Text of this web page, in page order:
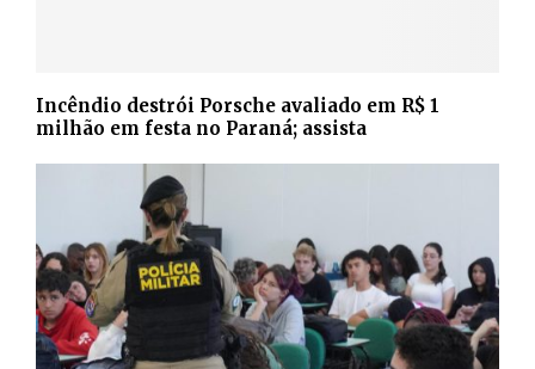
Incêndio destrói Porsche avaliado em R$ 1
milhão em festa no Paraná; assista